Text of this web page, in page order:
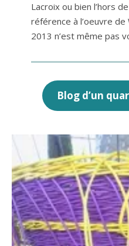
Lacroix ou bien l’hors
référence à l’oeuvre
2013 n’est même pas
Blog d’un